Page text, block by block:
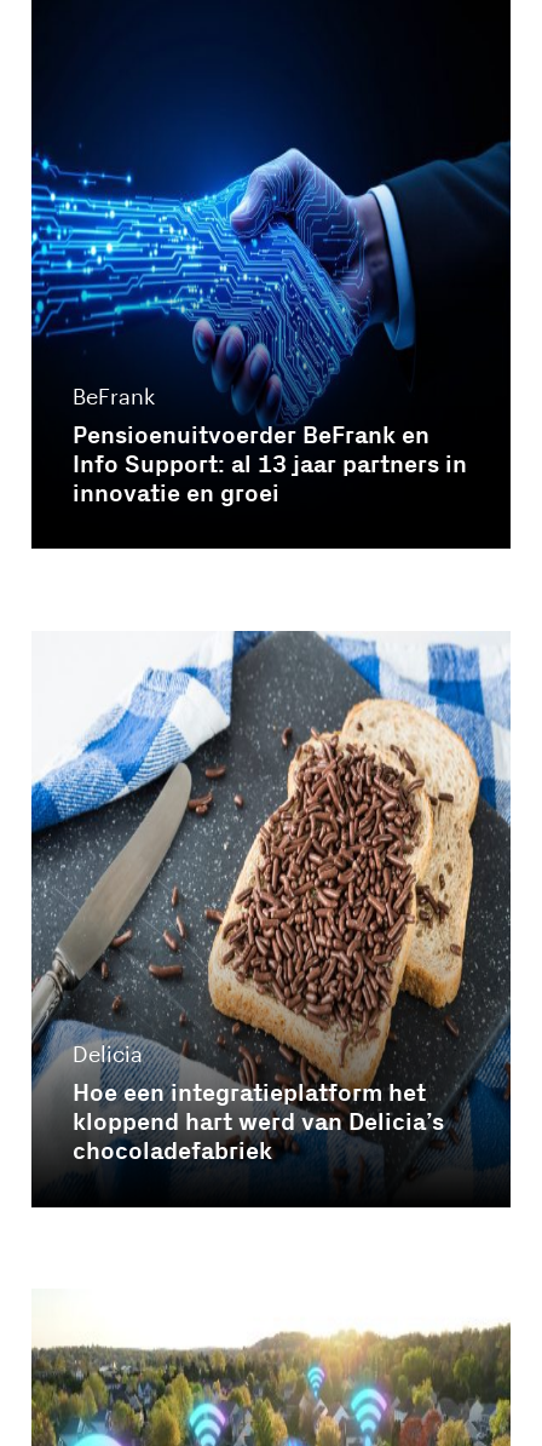
BeFrank
Pensioenuitvoerder BeFrank en
Info Support: al 13 jaar partners in
innovatie en groei
Delicia
Hoe een integratieplatform het
kloppend hart werd van Delicia’s
chocoladefabriek